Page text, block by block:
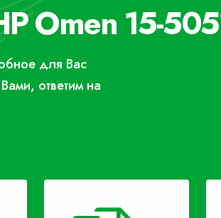
Omen 15-
для Вас
ответим на